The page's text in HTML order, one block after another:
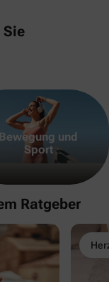
Sie
Bewegung und
Sport
Ratgeber